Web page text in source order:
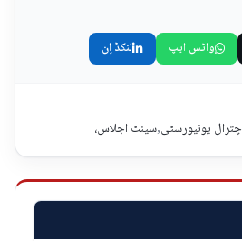
واٹس ایپ لنکڈ اِن
چترال یونیورسٹی,سینٹ اجلاس،